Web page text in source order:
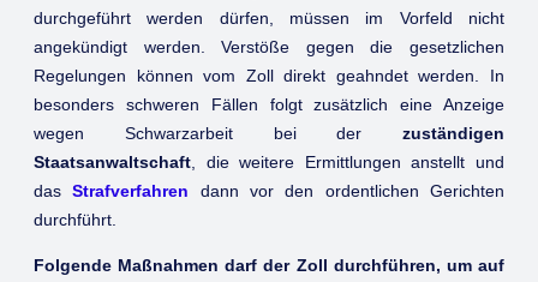
durchgeführt werden dürfen, müssen im Vorfeld nicht
angekündigt werden. Verstöße gegen die gesetzlichen
Regelungen können vom Zoll direkt geahndet werden. In
besonders schweren Fällen folgt zusätzlich eine Anzeige
wegen Schwarzarbeit bei der zuständigen
Staatsanwaltschaft , die weitere Ermittlungen anstellt und
dasStrafverfahren dann vor den ordentlichen Gerichten
durchführt.
Folgende Maßnahmen darf der Zoll durchführen, um auf